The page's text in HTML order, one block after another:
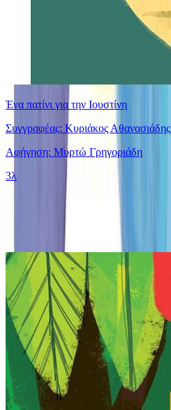
Ένα πατίνι για την Ιουστίνη
Συγγραφέας: Κυριάκος Αθανασιάδης
Αφήγηση: Μυρτώ Γρηγοριάδη
3λ
Ίδιος Αφηγητής